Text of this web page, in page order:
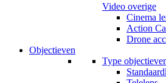
Video overige
Cinema
Action
Drone
Objectieven
Type